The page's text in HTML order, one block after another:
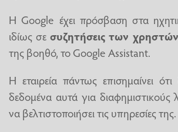
Η Google έχει πρόσβαση στα
ιδίως σεσυζητήσεις των χρηστών
της βοηθό, το Google Assistant.
Η εταιρεία πάντως επισημαίνει ότι
δεδομένα αυτά για διαφημιστικούς
να βελτιστοποιήσει τις υπηρεσίες της.